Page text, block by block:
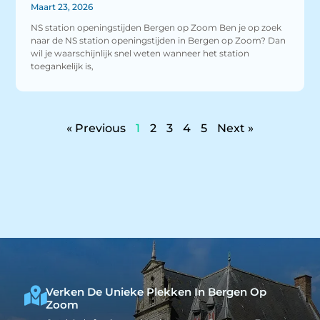
Maart 23, 2026
NS station openingstijden Bergen op Zoom Ben je op zoek
naar de NS station openingstijden in Bergen op Zoom? Dan
wil je waarschijnlijk snel weten wanneer het station
toegankelijk is,
« Previous 1 2 3 4 5 Next »
Verken De Unieke Plekken In Bergen Op
Zoom